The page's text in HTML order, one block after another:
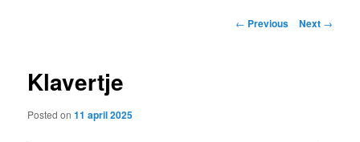
content
Post
← Previous Next →
Klavertje
Posted on11 april 2025